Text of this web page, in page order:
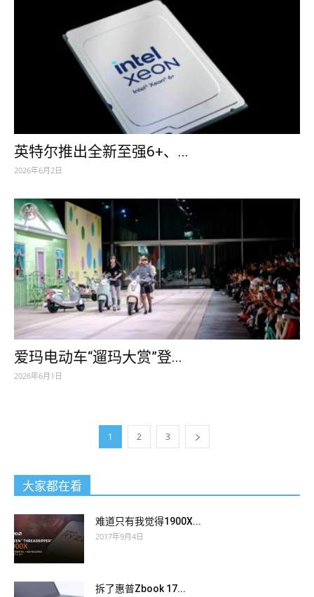
英特尔推出全新至强6+、...
2026年6月2日
爱玛电动车“遛玛大赏”登...
2026年6月1日
1 2 3
大家都在看
难道只有我觉得1900X...
2017年9月4日
拆了惠普Zbook 17...